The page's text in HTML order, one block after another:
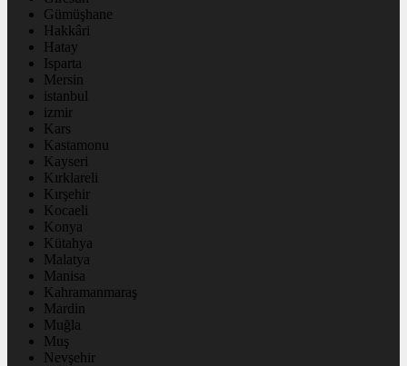
Gümüşhane
Hakkâri
Hatay
Isparta
Mersin
istanbul
izmir
Kars
Kastamonu
Kayseri
Kırklareli
Kırşehir
Kocaeli
Konya
Kütahya
Malatya
Manisa
Kahramanmaraş
Mardin
Muğla
Muş
Nevşehir